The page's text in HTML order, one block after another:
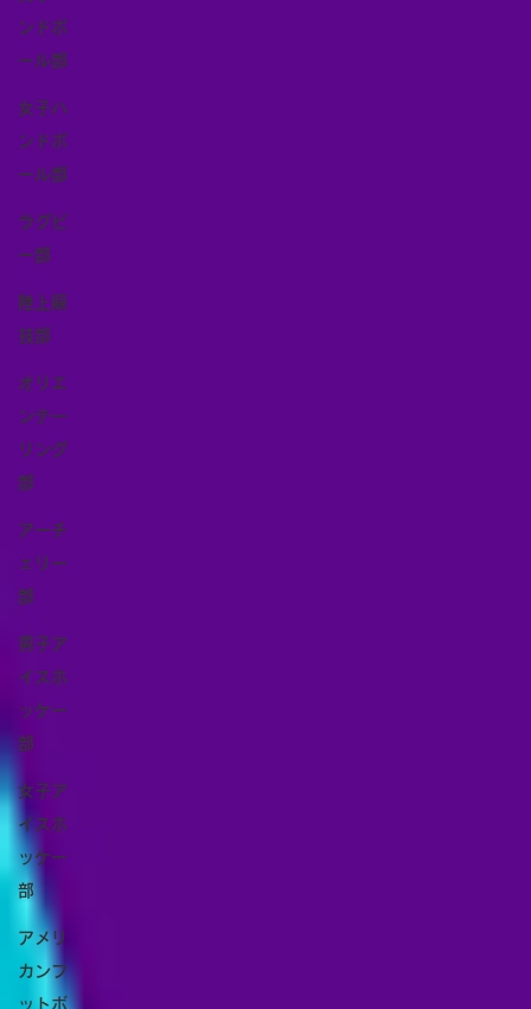
ンドボ
ール部
女子ハ
ンドボ
ール部
ラグビ
ー部
陸上競
技部
オリエ
ンテー
リング
部
アーチ
ェリー
部
男子ア
イスホ
ッケー
部
女子ア
イスホ
ッケー
部
アメリ
カンフ
ットボ